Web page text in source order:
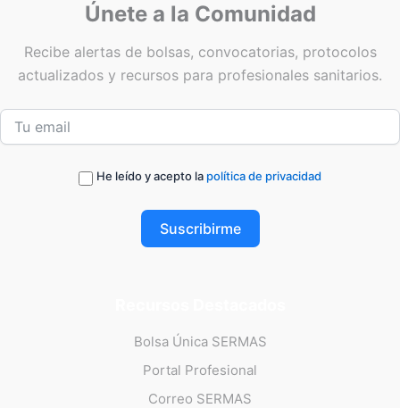
Únete a la Comunidad
Recibe alertas de bolsas, convocatorias, protocolos
actualizados y recursos para profesionales sanitarios.
He leído y acepto la política de privacidad
Suscribirme
Bolsa Única SERMAS
Portal Profesional
Correo SERMAS